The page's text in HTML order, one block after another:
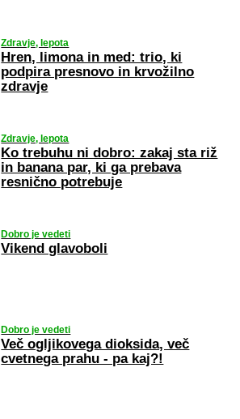
Zdravje, lepota
Hren, limona in med: trio, ki
podpira presnovo in krvožilno
zdravje
Zdravje, lepota
Ko trebuhu ni dobro: zakaj sta riž
in banana par, ki ga prebava
resnično potrebuje
Dobro je vedeti
Vikend glavoboli
Dobro je vedeti
Več ogljikovega dioksida, več
cvetnega prahu - pa kaj?!